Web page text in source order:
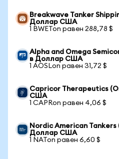
Breakwave Tanker
Доллар США
1 BWETon равен 288,78 $
Alpha and Omega
в Доллар США
1 AOSLon равен 31,72 $
Capricor Therapeutics
США
1 CAPRon равен 4,06 $
Nordic American Tankers
Доллар США
1 NATon равен 6,60 $